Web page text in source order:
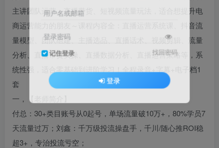
主讲团队运营、直播带货、短视频流量玩法，适合想提升电
商运营能力的朋友～课程内容全：直播运营系统课、抖音流
量模型、团队组建、主播选品、直播话术、视频剪辑、流量
分析、直播带货实操、直播数据分析、直播运营策略等，系
统性强，适合零基础到进阶学习！全程录音+字幕+电子档1
套
一，【老师简介】
付总：30+类目账号从0起号，单场流量破10万+，80%学员7
天流量过万；刘鑫：千万级投流操盘手，千川/随心推ROI稳
超3+，专治投流亏空；
用户名或邮箱
登录密码
记住登录 找回密码
登录